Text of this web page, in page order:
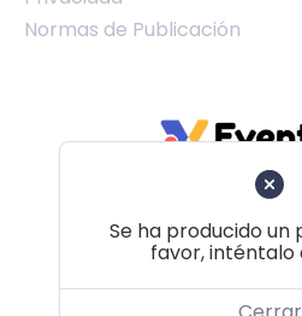
Normas de Publicación
Volver al
Se ha producido un
favor, inténtalo